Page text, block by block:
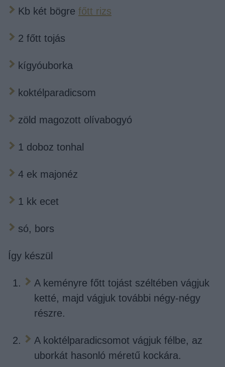
Kb két bögre főtt rizs
2 főtt tojás
kígyóuborka
koktélparadicsom
zöld magozott olívabogyó
1 doboz tonhal
4 ek majonéz
1 kk ecet
só, bors
Így készül
A keményre főtt tojást széltében vágjuk
ketté, majd vágjuk további négy-négy
részre.
A koktélparadicsomot vágjuk félbe, az
uborkát hasonló méretű kockára.